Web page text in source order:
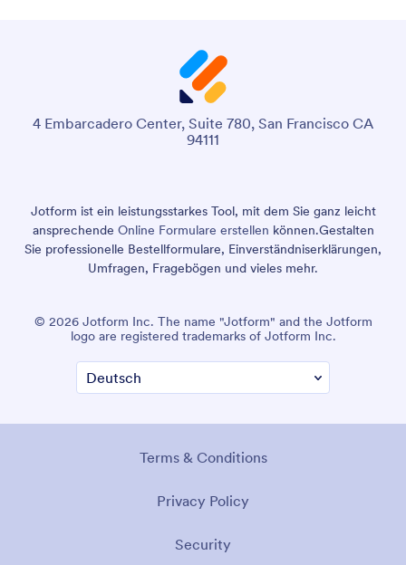
4 Embarcadero Center, Suite 780, San Francisco CA
94111
Jotform ist ein leistungsstarkes Tool, mit dem Sie ganz leicht
ansprechende Online Formulare erstellen können.Gestalten
Sie professionelle Bestellformulare, Einverständniserklärungen,
Umfragen, Fragebögen und vieles mehr.
© 2026 Jotform Inc. The name "Jotform" and the Jotform
logo are registered trademarks of Jotform Inc.
Terms & Conditions
Privacy Policy
Security